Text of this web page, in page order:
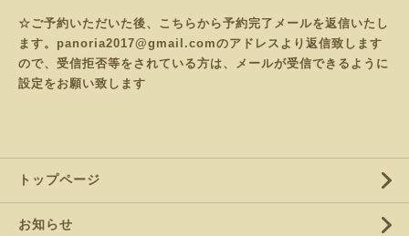
☆ご予約いただいた後、こちらから予約完了メールを返信いたし
ます。panoria2017@gmail.comのアドレスより返信致します
ので、受信拒否等をされている方は、メールが受信できるように
設定をお願い致します
トップページ
お知らせ